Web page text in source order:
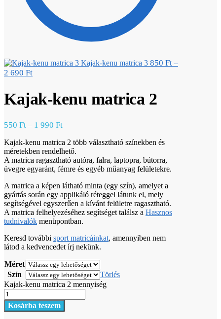
Kajak-kenu matrica 3 850 Ft –
2 690 Ft
Kajak-kenu matrica 2
550 Ft – 1 990 Ft
Kajak-kenu matrica 2 több választható színekben és
méretekben rendelhető.
A matrica ragasztható autóra, falra, laptopra, bútorra,
üvegre egyaránt, fémre és egyéb műanyag felületekre.
A matrica a képen látható minta (egy szín), amelyet a
gyártás során egy applikáló réteggel látunk el, mely
segítségével egyszerűen a kívánt felületre ragasztható.
A matrica felhelyezéséhez segítséget találsz a Hasznos
tudnivalók menüpontban.
Keresd további sport matricáinkat, amennyiben nem
látod a kedvencedet írj nekünk.
Méret
Szín
Törlés
Kajak-kenu matrica 2 mennyiség
Kosárba teszem